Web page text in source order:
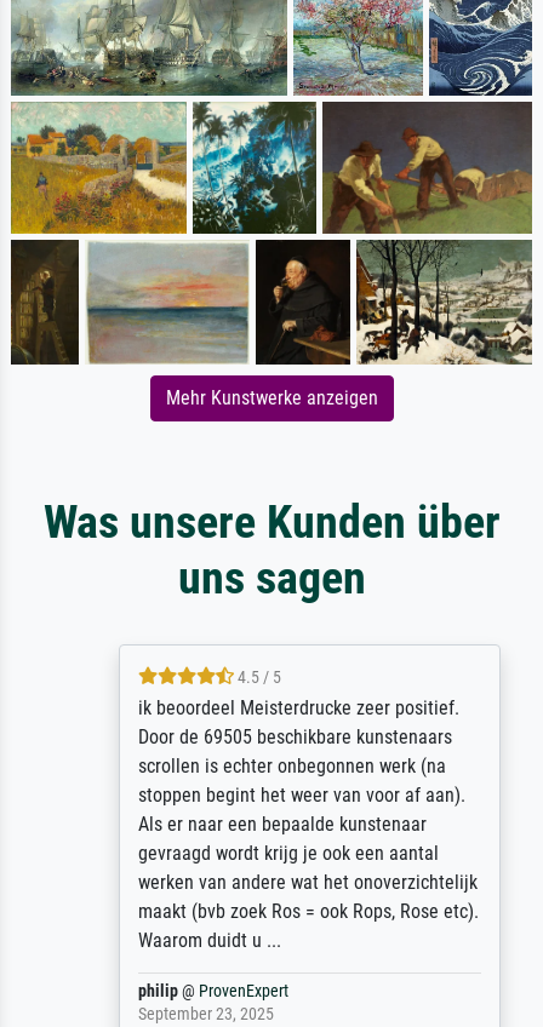
Mehr Kunstwerke anzeigen
Was unsere Kunden über
uns sagen
4.5 / 5
ik beoordeel Meisterdrucke zeer positief.
Door de 69505 beschikbare kunstenaars
scrollen is echter onbegonnen werk (na
stoppen begint het weer van voor af aan).
Als er naar een bepaalde kunstenaar
gevraagd wordt krijg je ook een aantal
werken van andere wat het onoverzichtelijk
maakt (bvb zoek Ros = ook Rops, Rose etc).
Waarom duidt u ...
philip@ ProvenExpert
September 23, 2025